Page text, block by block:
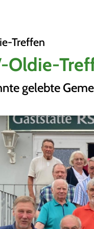
Treffen
Oldie-
gelebte
finden
Vertretungen